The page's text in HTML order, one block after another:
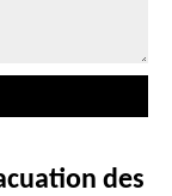
des